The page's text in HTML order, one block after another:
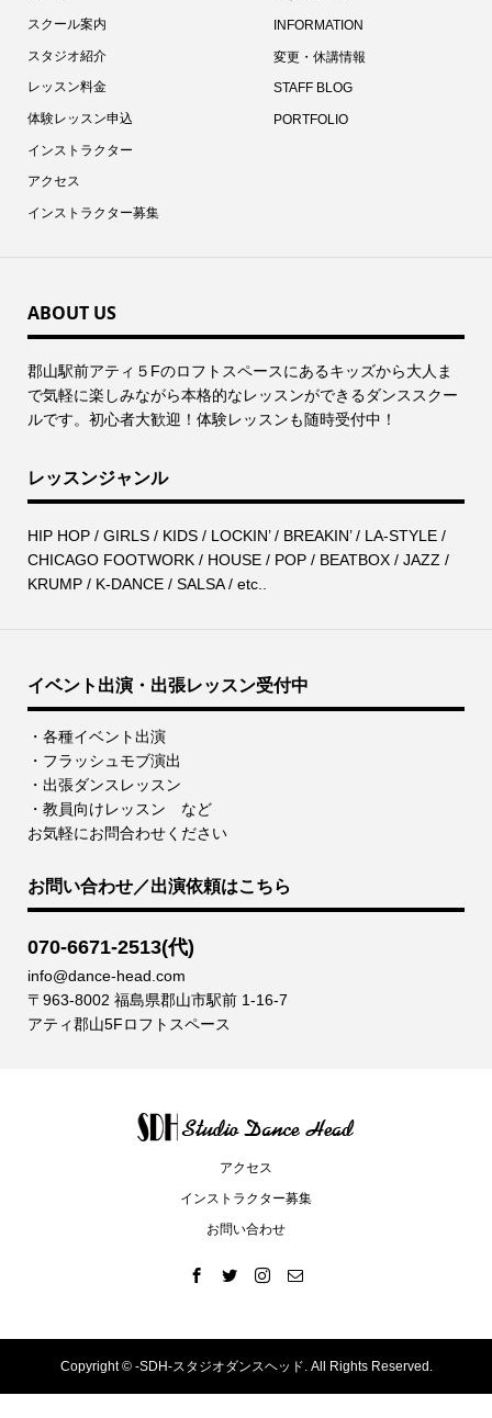
スクール案内
スタジオ紹介
レッスン料金
体験レッスン申込
インストラクター
アクセス
インストラクター募集
INFORMATION
変更・休講情報
STAFF BLOG
PORTFOLIO
ABOUT US
郡⼭駅前アティ５Fのロフトスペースにあるキッズから⼤⼈ま
で気軽に楽しみながら本格的なレッスンができるダンススクー
ルです。初心者大歓迎！体験レッスンも随時受付中！
レッスンジャンル
HIP HOP / GIRLS / KIDS / LOCKIN’ / BREAKIN’ / LA-STYLE /
CHICAGO FOOTWORK / HOUSE / POP / BEATBOX / JAZZ /
KRUMP / K-DANCE / SALSA / etc..
イベント出演・出張レッスン受付中
・各種イベント出演
・フラッシュモブ演出
・出張ダンスレッスン
・教員向けレッスン など
お気軽にお問合わせください
お問い合わせ／出演依頼はこちら
070-6671-2513(代)
info@dance-head.com
〒963-8002 福島県郡山市駅前 1-16-7
アティ郡山5Fロフトスペース
アクセス
インストラクター募集
お問い合わせ
Copyright ©-SDH-スタジオダンスヘッド. All Rights Reserved.